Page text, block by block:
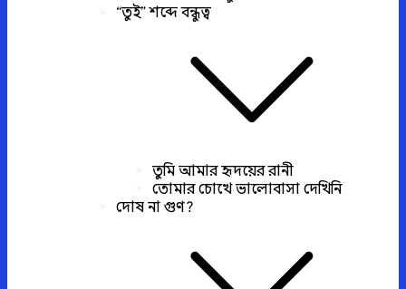
“তুই” শব্দে বন্ধুত্ব
তুমি আমার হৃদয়ের রানী
তোমার চোখে ভালোবাসা দেখিনি
দোষ না গুণ?